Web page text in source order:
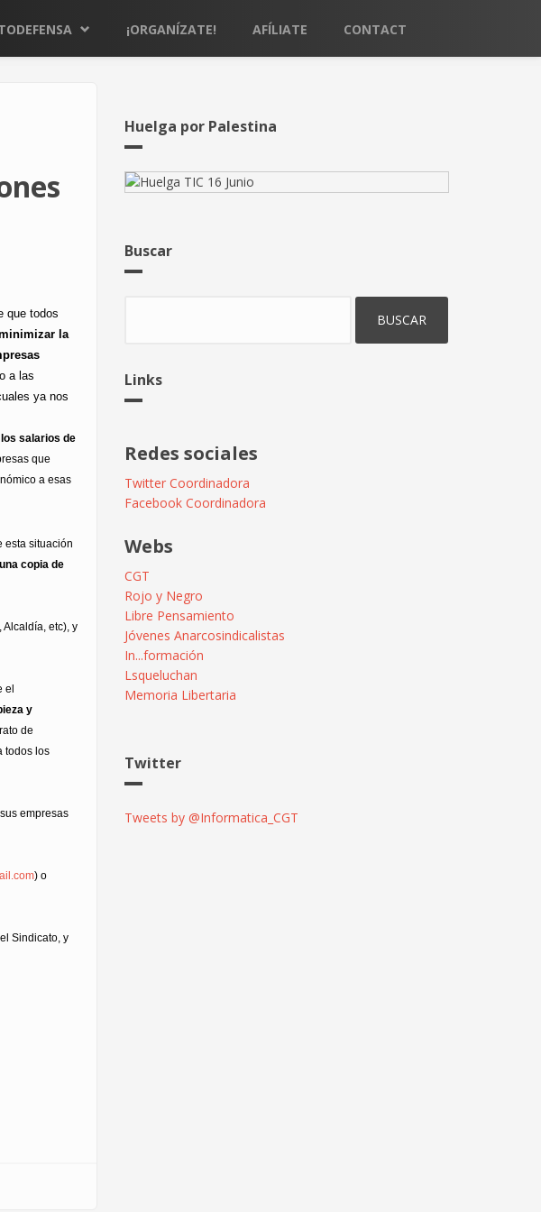
¡ORGANÍZATE! AFÍLIATE CONTACT
que todos
la
a las
ya nos
salarios de
que
a esas
esta situación
copia de
etc), y
el
y
de
todos los
empresas
) o
Sindicato, y
Huelga por Palestina
Buscar
Links
Redes sociales
Twitter Coordinadora
Facebook Coordinadora
Webs
CGT
Rojo y Negro
Libre Pensamiento
Jóvenes Anarcosindicalistas
In...formación
Lsqueluchan
Memoria Libertaria
Twitter
Tweets by @Informatica_CGT